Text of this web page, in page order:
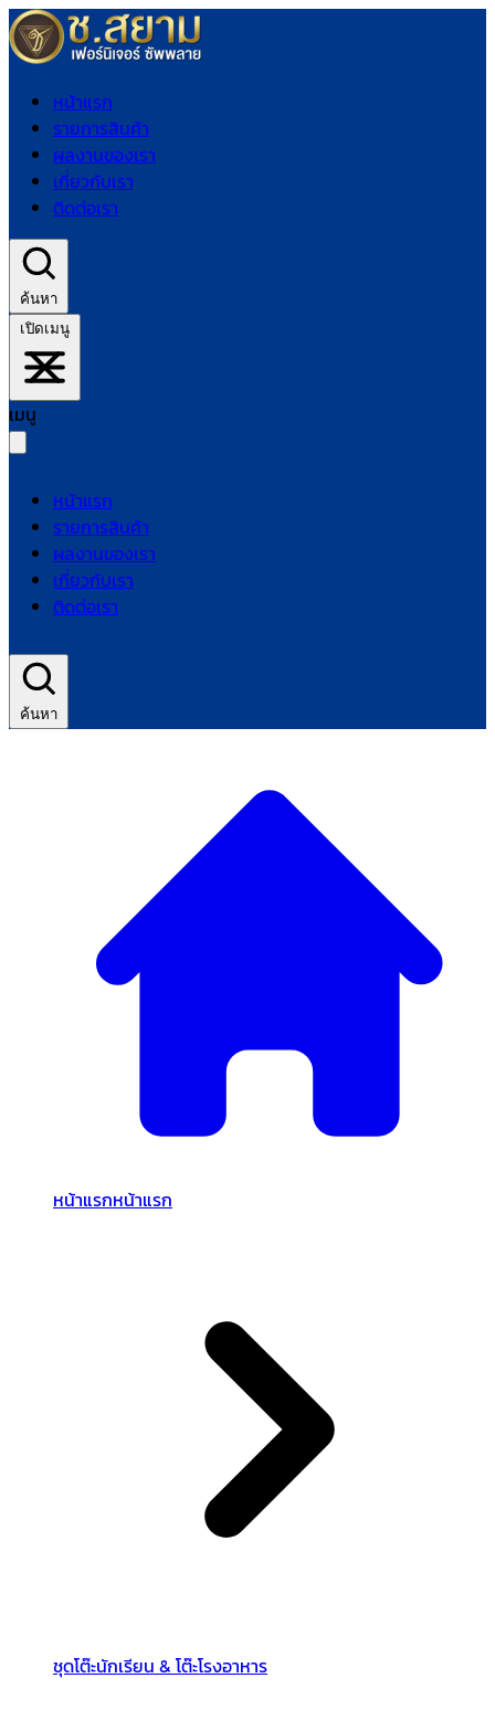
หน้าแรก
รายการสินค้า
ผลงานของเรา
เกี่ยวกับเรา
ติดต่อเรา
ค้นหา
เปิดเมนู
เมนู
หน้าแรก
รายการสินค้า
ผลงานของเรา
เกี่ยวกับเรา
ติดต่อเรา
ค้นหา
หน้าแรกหน้าแรก
ชุดโต๊ะนักเรียน & โต๊ะโรงอาหาร